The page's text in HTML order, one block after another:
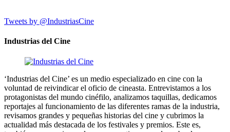
Tweets by @IndustriasCine
Industrias del Cine
‘Industrias del Cine’ es un medio especializado en cine con la
voluntad de reivindicar el oficio de cineasta. Entrevistamos a los
protagonistas del mundo cinéfilo, analizamos taquillas, dedicamos
reportajes al funcionamiento de las diferentes ramas de la industria,
revisamos grandes y pequeñas historias del cine y cubrimos la
actualidad más destacada de los festivales y premios. Este es,